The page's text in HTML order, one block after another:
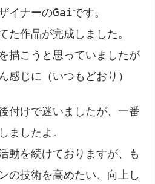
イナーのGaiです。
た作品が完成しました。
描こうと思っていましたが
感じに（いつもどおり）
付けで迷いましたが、一番
ましたよ。
動を続けておりますが、も
の技術を高めたい、向上し